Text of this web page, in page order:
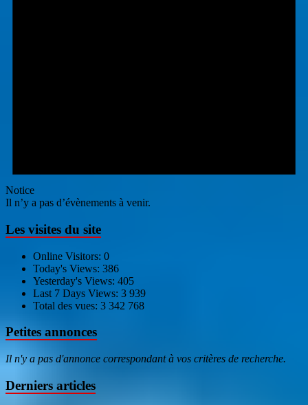
Notice
Il n’y a pas d’évènements à venir.
Les visites du site
Online Visitors: 0
Today's Views: 386
Yesterday's Views: 405
Last 7 Days Views: 3 939
Total des vues: 3 342 768
Petites annonces
Il n'y a pas d'annonce correspondant à vos critères de recherche.
Derniers articles